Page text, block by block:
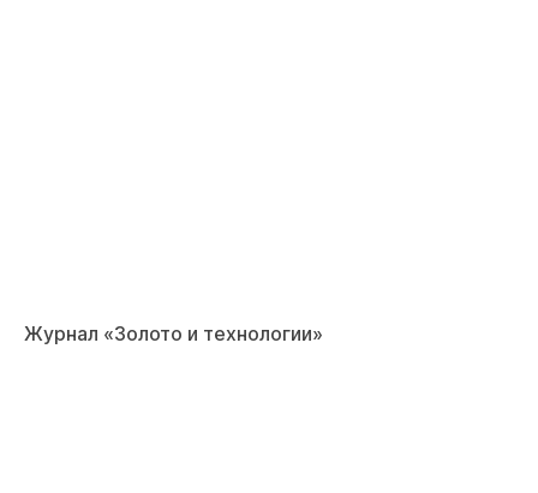
Журнал «Золото и технологии»